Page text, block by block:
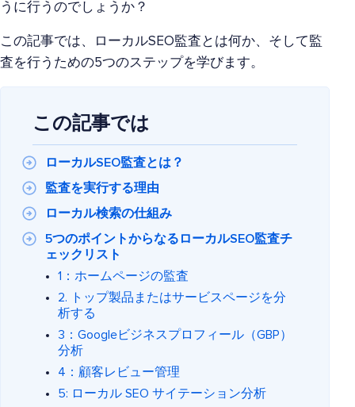
うに行うのでしょうか？
この記事では、ローカルSEO監査とは何か、そして監
査を行うための5つのステップを学びます。
この記事では
ローカルSEO監査とは？
監査を実行する理由
ローカル検索の仕組み
5つのポイントからなるローカルSEO監査チ
ェックリスト
1：ホームページの監査
2. トップ製品またはサービスページを分
析する
3：Googleビジネスプロフィール（GBP）
分析
4：顧客レビュー管理
5: ローカル SEO サイテーション分析